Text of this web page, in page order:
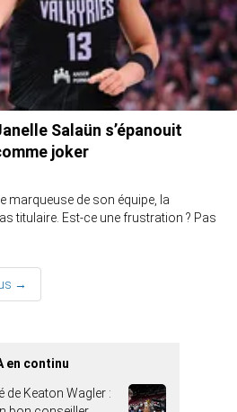
Salaün s’épanouit
joker
marqueuse de son équipe, la
titulaire. Est-ce une frustration ? Pas
→
en continu
de Keaton Wagler :